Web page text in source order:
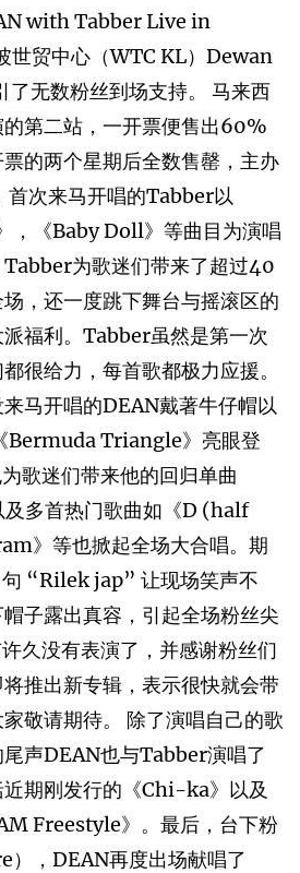
with Tabber Live in
世贸中心（WTC KL）Dewan
无数粉丝到场支持。 马来西
第二站，一开票便售出60%
的两个星期后全数售罄，主办
首次来马开唱的Tabber以
，《Baby Doll》等曲目为演唱
为歌迷们带来了超过40
，还一度跳下舞台与摇滚区的
福利。Tabber虽然是第一次
很给力，每首歌都极力应援。
马开唱的DEAN戴著牛仔帽以
Bermuda Triangle》亮眼登
歌迷们带来他的回归单曲
及多首热门歌曲如《D (half
》等也掀起全场大合唱。期
“Rilek jap” 让现场笑声不
子露出真容，引起全场粉丝尖
久没有表演了，并感谢粉丝们
推出新专辑，表示很快就会带
敬请期待。 除了演唱自己的歌
声DEAN也与Tabber演唱了
期刚发行的《Chi-ka》以及
Freestyle》。最后，台下粉
），DEAN再度出场献唱了